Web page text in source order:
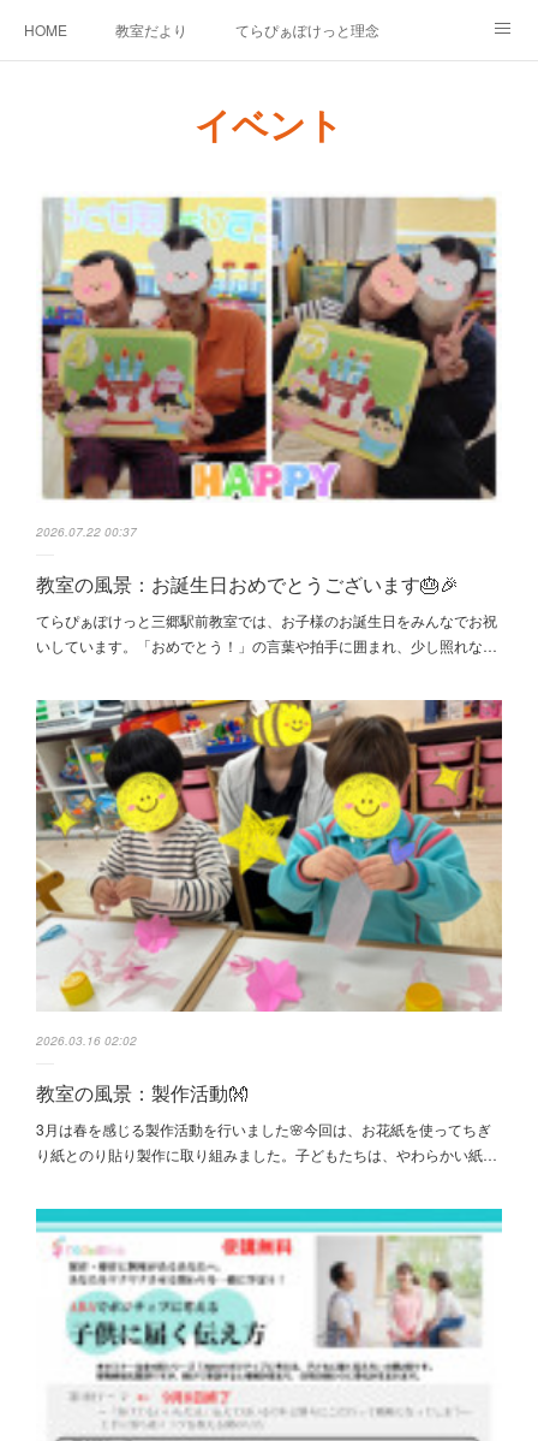
HOME 教室だより てらぴぁぽけっと理念
お問い合わせ
イベント
2026.07.22 00:37
教室の風景：お誕生日おめでとうございます🎂🎉
てらぴぁぽけっと三郷駅前教室では、お子様のお誕生日をみんなでお祝
いしています。「おめでとう！」の言葉や拍手に囲まれ、少し照れな…
2026.03.16 02:02
教室の風景：製作活動👐
3月は春を感じる製作活動を行いました🌸今回は、お花紙を使ってちぎ
り紙とのり貼り製作に取り組みました。子どもたちは、やわらかい紙…